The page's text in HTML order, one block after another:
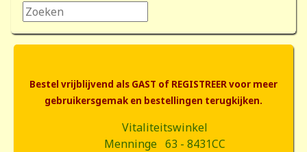
Zoeken...
Bestel vrijblijvend als GAST of REGISTREER voor meer
gebruikersgemak en bestellingen terugkijken.
Vitaliteitswinkel
Menninge 63 - 8431CC